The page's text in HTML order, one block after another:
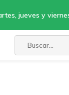
jueves y